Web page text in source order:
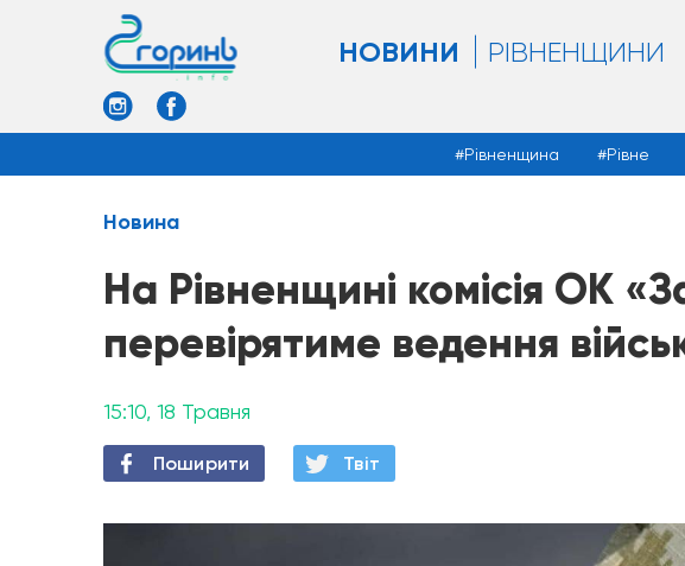
НОВИНИ РІВНЕНЩИНИ
Рівненщина Рівне
Новина
На Рівненщині комісія ОК
перевірятиме ведення
15:10, 18 Травня
Поширити Твiт